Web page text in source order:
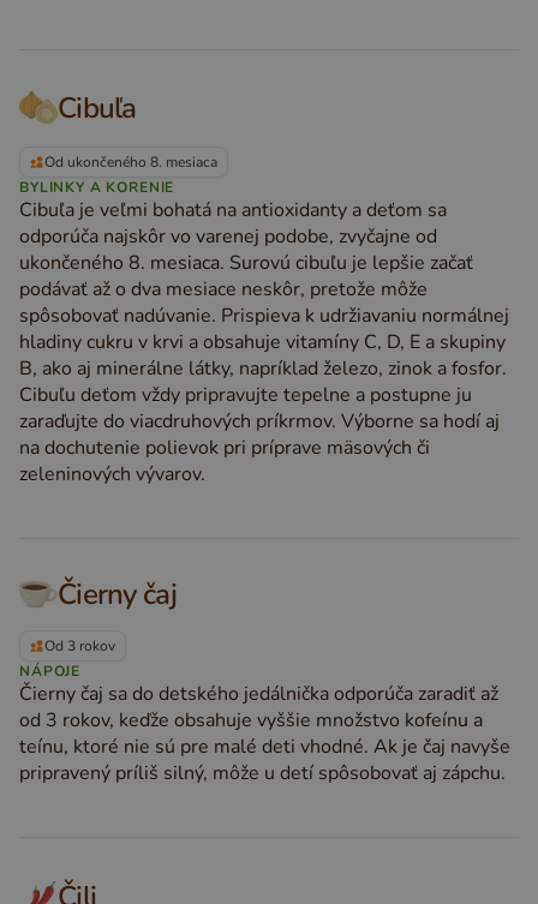
Cibuľa
Od ukončeného 8. mesiaca
BYLINKY A KORENIE
Cibuľa je veľmi bohatá na antioxidanty a deťom sa
odporúča najskôr vo varenej podobe, zvyčajne od
ukončeného 8. mesiaca. Surovú cibuľu je lepšie začať
podávať až o dva mesiace neskôr, pretože môže
spôsobovať nadúvanie. Prispieva k udržiavaniu normálnej
hladiny cukru v krvi a obsahuje vitamíny C, D, E a skupiny
B, ako aj minerálne látky, napríklad železo, zinok a fosfor.
Cibuľu deťom vždy pripravujte tepelne a postupne ju
zaraďujte do viacdruhových príkrmov. Výborne sa hodí aj
na dochutenie polievok pri príprave mäsových či
zeleninových vývarov.
Čierny čaj
Od 3 rokov
NÁPOJE
Čierny čaj sa do detského jedálnička odporúča zaradiť až
od 3 rokov, keďže obsahuje vyššie množstvo kofeínu a
teínu, ktoré nie sú pre malé deti vhodné. Ak je čaj navyše
pripravený príliš silný, môže u detí spôsobovať aj zápchu.